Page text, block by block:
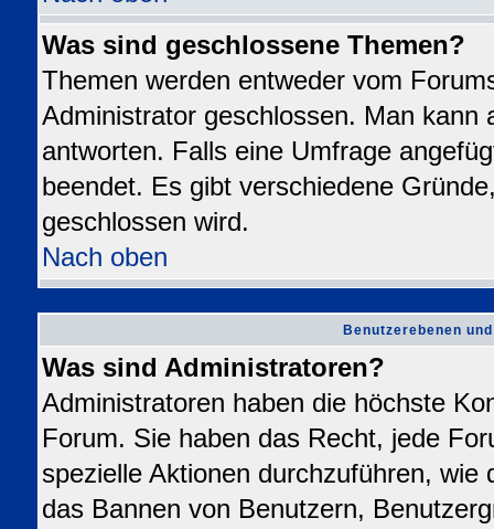
Was sind geschlossene Themen?
Themen werden entweder vom
Administrator geschlossen. Man kann
antworten. Falls eine Umfrage
beendet. Es gibt verschiedene
geschlossen wird.
Nach oben
Benutzerebenen
Was sind Administratoren?
Administratoren haben die höchste
Forum. Sie haben das Recht, jede
spezielle Aktionen durchzuführen, wie
das Bannen von Benutzern,